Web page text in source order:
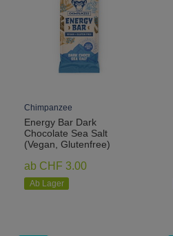
Chimpanzee
Energy Bar Dark
Chocolate Sea Salt
(Vegan, Glutenfree)
ab CHF 3.00
Ab Lager